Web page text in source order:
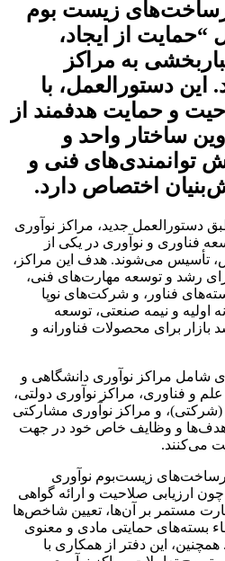
زیست بوم
“حمایت از ایجاد،
به مراکز
دستورالعمل، با
و حمایت هدفمند از
ساختار واحد و
توانمندی‌های فنی و
اختصاص دارد.
دستورالعمل جدید، مراکز نوآوری
فناوری و نوآوری در یکی از
تأسیس می‌شوند. هدف این مراکز،
رشد و توسعه مهارت‌های فنی،
فناور، و شرکت‌های نوپا
اولیه و نیمه صنعتی، توسعه
برای محصولات فناورانه و
شامل مراکز نوآوری دانشگاهی و
و فناوری، مراکز نوآوری دولتی،
و مراکز نوآوری مشارکتی
هدف‌ها و وظایف خاص خود در جهت
می‌کنند.
زیست‌بوم نوآوری
ارزیابی صلاحیت و ارائه گواهی
مستمر بر آن‌ها، تعیین شاخص‌ها
بسته‌های حمایتی مادی و معنوی
این دفتر از همکاری با